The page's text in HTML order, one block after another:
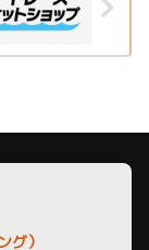
グ）